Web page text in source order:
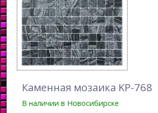
Каменная мозаика KP-768
В наличии в Новосибирске